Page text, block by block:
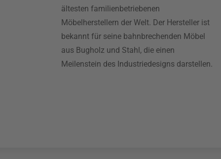
ältesten familienbetriebenen
Möbelherstellern der Welt. Der Hersteller ist
bekannt für seine bahnbrechenden Möbel
aus Bugholz und Stahl, die einen
Meilenstein des Industriedesigns darstellen.